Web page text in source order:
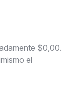
$0,00.
el